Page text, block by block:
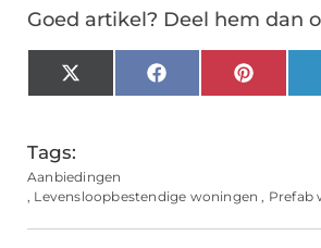
Goed artikel? Deel hem dan
X
(Twitter)
Facebook
Tags:
Aanbiedingen
, Levensloopbestendige woningen , Prefab